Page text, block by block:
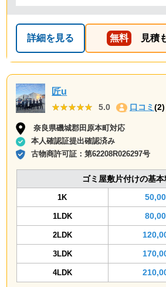
詳細を見る 無料 見積
匠u
★★★★★
★★★★★ 5.0 口コミ (2)
奈良県磯城郡田原本町対応
本人確認証提出確認済み
古物商許可証：第62208R026297号
ゴミ屋敷片付けの基
1K
1LDK
2LDK
3LDK
4LDK